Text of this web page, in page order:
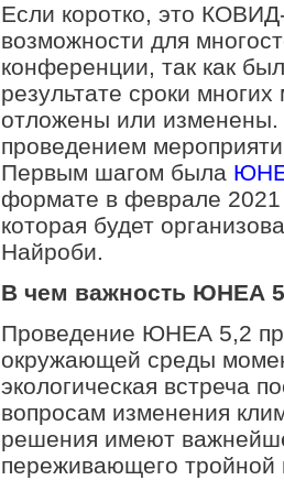
Если коротко, это
возможности для
конференции, так как
результате сроки
отложены или изменены.
проведением
Первым шагом была
формате в феврале
которая будет
Найроби.
В чем важность ЮНЕА
Проведение ЮНЕА 5,2
окружающей среды
экологическая встреча
вопросам изменения
решения имеют
переживающего тройной